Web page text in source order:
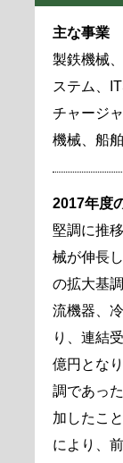
主な事業
製鉄機械
ステム、
チャージ
機械、船
2017年度
堅調に推
械が伸長
の拡大基
流機器、
り、連結
億円とな
調であっ
加したこ
により、